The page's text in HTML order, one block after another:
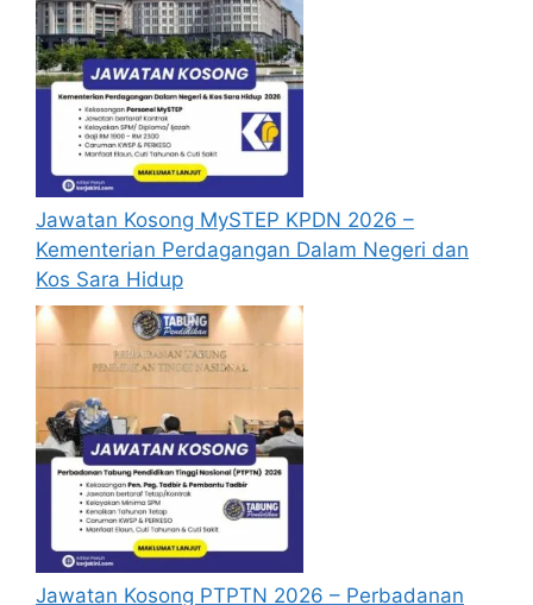
Jawatan Kosong MySTEP KPDN 2026 –
Kementerian Perdagangan Dalam Negeri dan
Kos Sara Hidup
Jawatan Kosong PTPTN 2026 – Perbadanan